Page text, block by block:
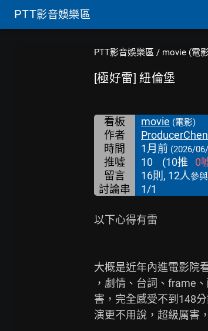
PTT影音娛樂區
PTT影音娛樂區 / movie (電
[極好雷] 紐倫堡
看板 movie (電影)
作者 ProducerChen
時間 1月前 (2026/
推噓 10 (10推 0
留言
16則, 12人參與
討論串 1/1
以下心得有雷
大概是近年內進電影院
，劇情、台詞、frame
害，完全感受不到148
演更不用說，超級厲害